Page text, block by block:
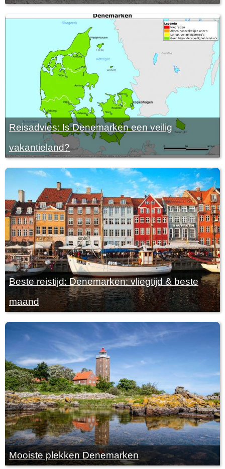
Reisadvies: Is Denemarken een veilig
vakantieland?
Beste reistijd: Denemarken: vliegtijd & beste
maand
Mooiste plekken Denemarken